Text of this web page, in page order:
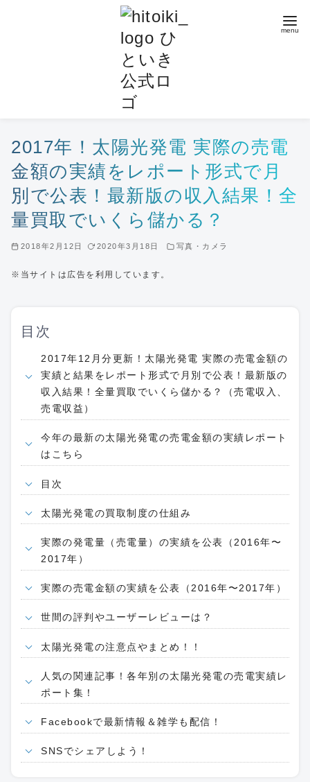
2017年！太陽光発電 実際の売電
金額の実績をレポート形式で月
別で公表！最新版の収入結果！全
量買取でいくら儲かる？
2018年2月12日 2020年3月18日 写真・カメラ
※当サイトは広告を利用しています。
目次
2017年12月分更新！太陽光発電 実際の売電金額の
実績と結果をレポート形式で月別で公表！最新版の
収入結果！全量買取でいくら儲かる？（売電収入、
売電収益）
今年の最新の太陽光発電の売電金額の実績レポート
はこちら
目次
太陽光発電の買取制度の仕組み
実際の発電量（売電量）の実績を公表（2016年〜
2017年）
実際の売電金額の実績を公表（2016年〜2017年）
世間の評判やユーザーレビューは？
太陽光発電の注意点やまとめ！！
人気の関連記事！各年別の太陽光発電の売電実績レ
ポート集！
Facebookで最新情報＆雑学も配信！
SNSでシェアしよう！